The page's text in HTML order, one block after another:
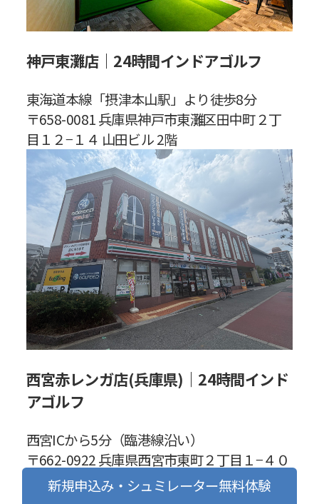
神戸東灘店｜24時間インドアゴルフ
東海道本線「摂津本山駅」より徒歩8分
〒658-0081 兵庫県神戸市東灘区田中町２丁
目１２−１４ 山田ビル 2階
西宮赤レンガ店(兵庫県)｜24時間インド
アゴルフ
西宮ICから5分（臨港線沿い）
〒662-0922 兵庫県西宮市東町２丁目１−４０
アテックビル2F
新規申込み・シュミレーター無料体験